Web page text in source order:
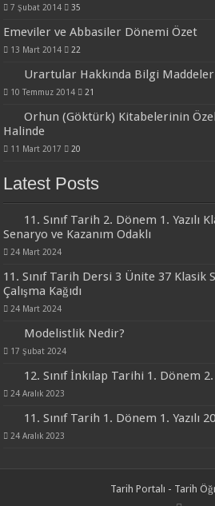
7 Şubat 2014 35
Emeviler ve Abbasiler Dönemi Özet
13 Mart 2014 22
Urartular Hakkında Bilgi
10 Temmuz 2014 21
Orhun (Göktürk) Kitabelerinin
Halinde
11 Mart 2017 20
Latest Posts
11. Sınıf Tarih 2. Dönem 1. Yazılı
Senaryo ve Kazanım Odaklı
24 Mart 2024
11. Sınıf Tarih Dersi 3 Ünite 37 Klasik
Çalışma Kağıdı
24 Mart 2024
Modelistlik Nedir?
17 Şubat 2024
12. Sınıf İnkılap Tarihi 1. Dönem 2.
24 Aralık 2023
11. Sınıf Tarih 1. Dönem 1. Yazılı
24 Aralık 2023
Tarih Portalı - Tarih